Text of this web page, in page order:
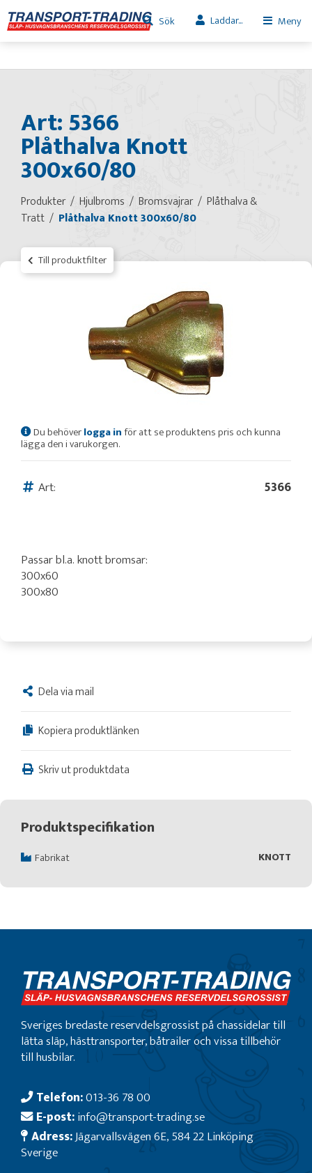
Sök Laddar... Meny
Art: 5366
Plåthalva Knott
300x60/80
Produkter Hjulbroms Bromsvajrar
Plåthalva &
Tratt
Plåthalva Knott 300x60/80
Till produktfilter
Du behöverlogga inför att se produktens pris och kunna
lägga den i varukorgen.
Art: 5366
Passar bl.a. knott bromsar:
300x60
300x80
Dela via mail
Kopiera produktlänken
Skriv ut produktdata
Produktspecifikation
Fabrikat KNOTT
Sveriges bredaste reservdelsgrossist på chassidelar till
lätta släp, hästtransporter, båtrailer och vissa tillbehör
till husbilar.
Telefon:013-36 78 00
E-post:info@transport-trading.se
Adress:Jägarvallsvägen 6E, 584 22 Linköping
Sverige